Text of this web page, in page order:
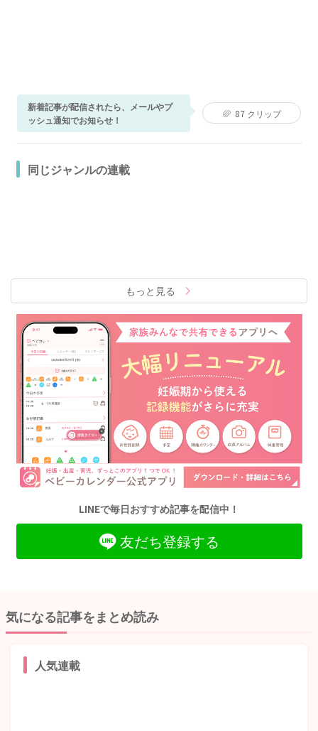
新着記事が配信されたら、メールやプ
ッシュ通知でお知らせ！
87クリップ
同じジャンルの連載
もっと見る
LINEで毎日おすすめ記事を配信中！
友だち登録する
気になる記事をまとめ読み
人気連載